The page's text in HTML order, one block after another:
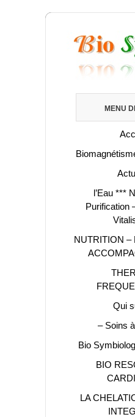
MENU
l’Eau ***
Purification
NUTRITION –
Qui
– Soins
Bio
BIO
LA